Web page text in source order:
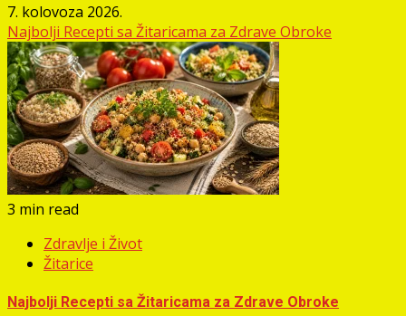
7. kolovoza 2026.
Najbolji Recepti sa Žitaricama za Zdrave Obroke
3 min read
Zdravlje i Život
Žitarice
Najbolji Recepti sa Žitaricama za Zdrave Obroke